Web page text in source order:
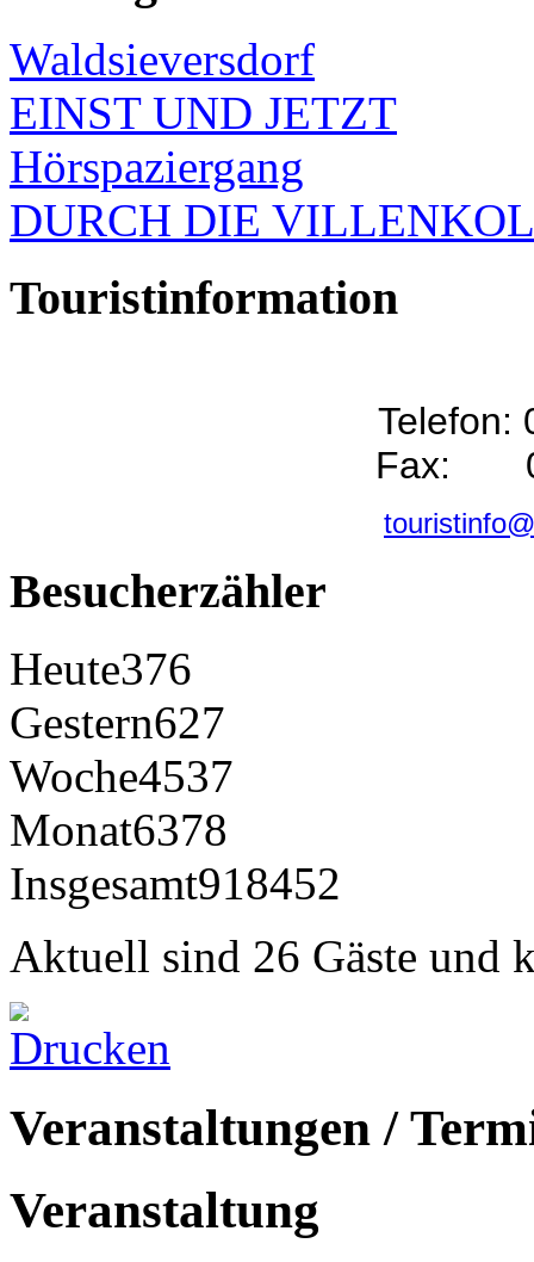
Waldsieversdorf
EINST UND JETZT
Hörspaziergang
DURCH DIE
Touristinformation
Telefon:
Fax:
Besucherzähler
Heute376
Gestern627
Woche4537
Monat6378
Insgesamt918452
Aktuell sind 26 Gäste und
Veranstaltungen /
Veranstaltung